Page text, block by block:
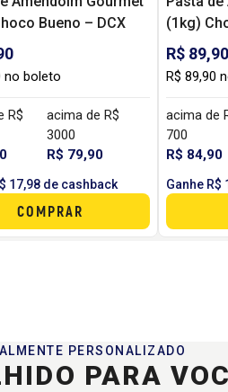
Bueno – DCX
no boleto
R$
acima de R$
3000
R$ 79,90
17,98 de cashback
COMPRAR
(1kg)
R$ 89,90
R$ 89,90
acima de
700
R$ 84,90
Ganhe R$
PERSONALIZADO
PARA